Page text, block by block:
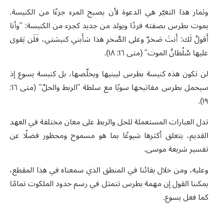
وثمار هذا التغيّر هي الدعوة لأن يصبح المرء جزءًا من الكنيسة.
يموت بطرس بصفته فردًا ويولد من جديد كجزء من الكنيسة: "وأنا
أَقولُ لَك: أَنتَ صَخرٌ وعلى الصَّخرِ هذا سَأَبني كنيسَتي، فَلَن يَقوى
عليها سُلْطانُ الموت" (متى ١٦: ١٨).
لن تكون هذه كنيسة بطرس ليبنيها ويخلّصها، بل كنيسة يسوع إذ
سيحمل بطرس مفاتيحها سويًا مع سلطة "الربط والحلّ" (متى ١٦:
١٩).
تدل العبارات المستعملة للحل والربط على معان مختلفة في العهد
القديم، يتعلق أكثرها شيوعًا بما هو مسموح ومحظور فضلًا عن
تفسير شريعة موسى.
وعليه، ومن خلال بقائنا في المنطق الذي سمعناه في هذا المقطع،
يمكننا القول إن مهمة بطرس تتمثل في رسم حدود الملكوت تمامًا
كما فعل يسوع.